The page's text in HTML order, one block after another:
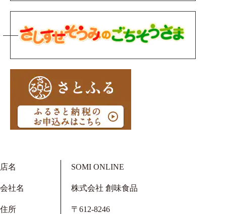
店名 SOMI ONLINE
会社名 株式会社 創味食品
住所
〒612-8246